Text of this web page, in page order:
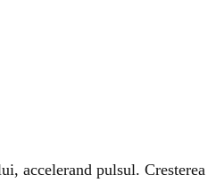
accelerand pulsul. Cresterea